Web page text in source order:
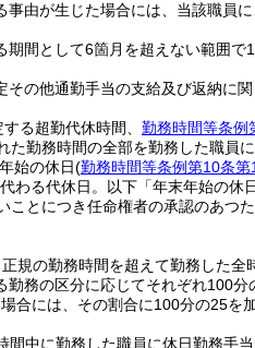
由が生じた場合には、当該職員
間として6箇月を超えない範囲
の他通勤手当の支給及び返納に
る超勤代休時間、 勤務時間等条例
勤務時間の全部を勤務した職員
始の休日(勤務時間等条例第10条第
わる代休日。以下「年末年始の休
ことにつき任命権者の承認のあつ
の勤務時間を超えて勤務した全
務の区分に応じてそれぞれ100
合には、その割合に100分の25を
間中に勤務した職員に休日勤務手